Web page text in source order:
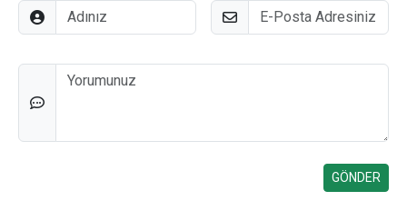
Adınız E-Posta
Düşünceleriniz